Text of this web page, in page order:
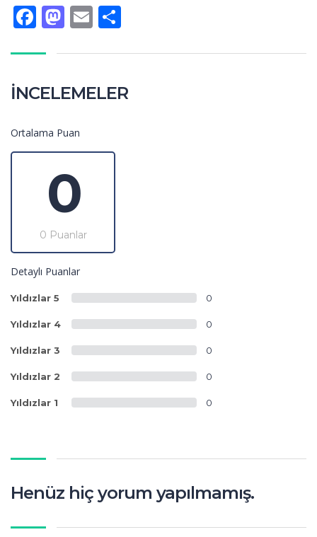
Facebook
Mastodon
Email
İNCELEMELER
Ortalama Puan
0
0 Puanlar
Detaylı Puanlar
Yıldızlar 5 0
Yıldızlar 4 0
Yıldızlar 3 0
Yıldızlar 2 0
Yıldızlar 1 0
Henüz hiç yorum yapılmamış.